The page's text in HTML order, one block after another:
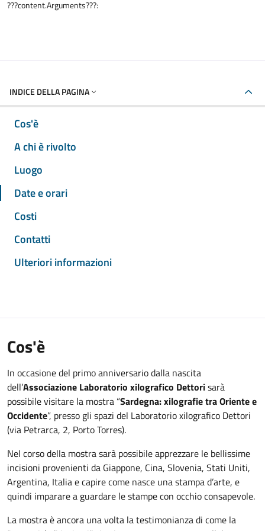
???content.Arguments???:
INDICE DELLA PAGINA
Cos'è
A chi è rivolto
Luogo
Date e orari
Costi
Contatti
Ulteriori informazioni
Cos'è
In occasione del primo anniversario dalla nascita
dell’Associazione Laboratorio xilografico Dettorisarà
possibile visitare la mostra “Sardegna: xilografie tra Oriente e
Occidente”, presso gli spazi del Laboratorio xilografico Dettori
(via Petrarca, 2, Porto Torres).
Nel corso della mostra sarà possibile apprezzare le bellissime
incisioni provenienti da Giappone, Cina, Slovenia, Stati Uniti,
Argentina, Italia e capire come nasce una stampa d’arte, e
quindi imparare a guardare le stampe con occhio consapevole.
La mostra è ancora una volta la testimonianza di come la